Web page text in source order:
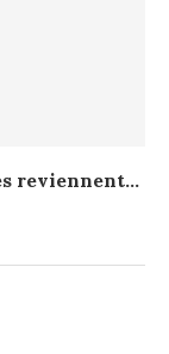
reviennent...